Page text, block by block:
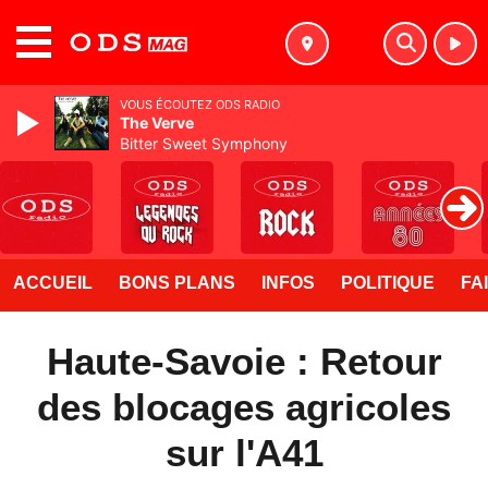
ACCUEIL BONS PLANS INFOS POLITIQUE
Haute-Savoie : Retour
des blocages agricoles
sur l'A41
VOUS ÉCOUTEZ ODS RADIO
The Verve
Bitter Sweet Symphony